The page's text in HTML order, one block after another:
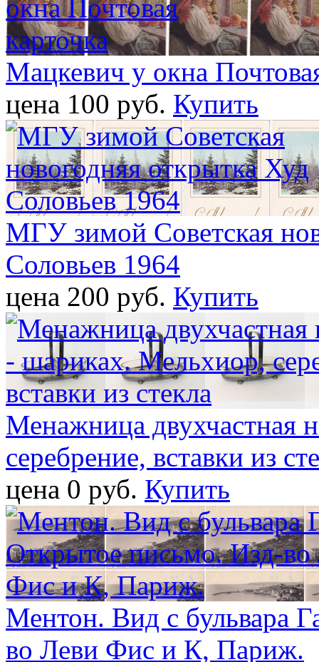
Мацкевич у окна
цена 100 pуб. Купить
МГУ зимой Советская
Соловьев 1964
цена 200 pуб. Купить
Менажница двухчастная
серебрение, вставки из
цена 0 pуб. Купить
Ментон. Вид с бульвара
во Леви Фис и К, Париж.